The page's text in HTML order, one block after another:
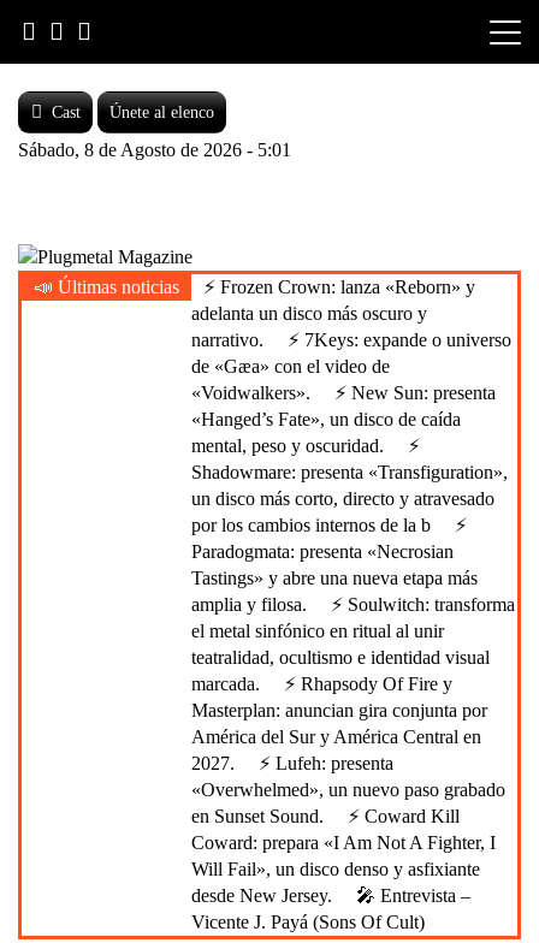
content
Cast Únete al elenco
Sábado, 8 de Agosto de 2026 - 5:01
Plugmetal Magazine
Heavy Metal is Life
📣 Últimas noticias
⚡ Frozen Crown: lanza «Reborn» y
adelanta un disco más oscuro y
narrativo.
⚡ 7Keys: expande o universo
de «Gæa» con el video de
«Voidwalkers».
⚡ New Sun: presenta
«Hanged’s Fate», un disco de caída
mental, peso y oscuridad.
⚡
Shadowmare: presenta «Transfiguration»,
un disco más corto, directo y atravesado
por los cambios internos de la b
⚡
Paradogmata: presenta «Necrosian
Tastings» y abre una nueva etapa más
amplia y filosa.
⚡ Soulwitch: transforma
el metal sinfónico en ritual al unir
teatralidad, ocultismo e identidad visual
marcada.
⚡ Rhapsody Of Fire y
Masterplan: anuncian gira conjunta por
América del Sur y América Central en
2027.
⚡ Lufeh: presenta
«Overwhelmed», un nuevo paso grabado
en Sunset Sound.
⚡ Coward Kill
Coward: prepara «I Am Not A Fighter, I
Will Fail», un disco denso y asfixiante
desde New Jersey.
🎤 Entrevista –
Vicente J. Payá (Sons Of Cult)